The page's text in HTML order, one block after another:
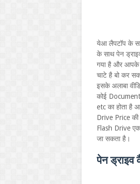
येआ लैपटॉप के
के साथ पेन
गया है और आपके
चाटे है बो कर
इसके अलाबा
कोई
etc का होता है
Drive Price
Flash Drive एक
जा सकता है।
पेन ड्राइव